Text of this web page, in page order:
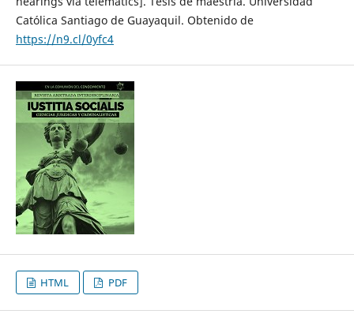
Católica Santiago de Guayaquil. Obtenido de
https://n9.cl/0yfc4
HTML PDF